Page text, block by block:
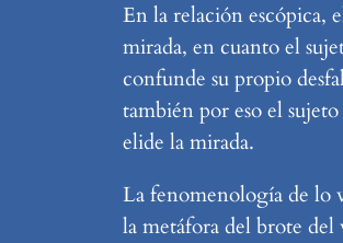
En la relación escópica,
mirada, en cuanto el
confunde su propio
también por eso el
elide la mirada.
La fenomenología de lo
la metáfora del brote del